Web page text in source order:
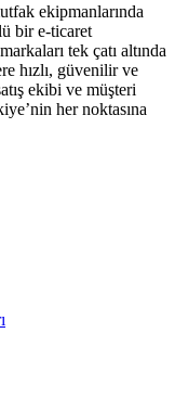
ekipmanlarında
bir e-ticaret
tek çatı altında
hızlı, güvenilir ve
ekibi ve müşteri
her noktasına